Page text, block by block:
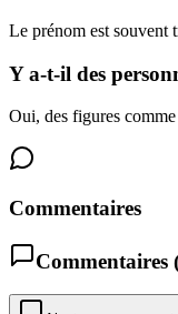
Le prénom est souvent
Y a-t-il des
Oui, des figures
Commentaires
Commentaires